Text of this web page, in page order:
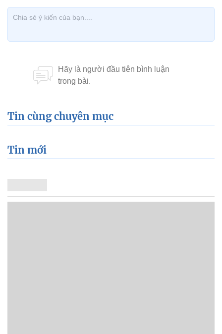
Tin cùng chuyên mục
Tin mới